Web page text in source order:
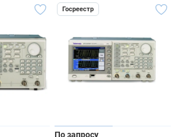
Госреестр
По запросу